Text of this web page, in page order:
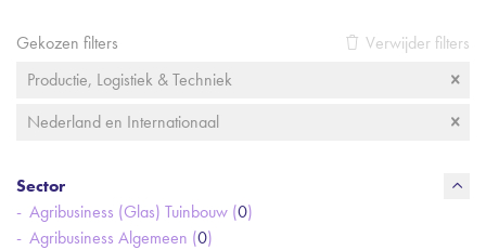
Gekozen filters
Verwijder filters
Productie, Logistiek & Techniek
Nederland en Internationaal
Sector
Agribusiness (Glas) Tuinbouw (0)
Agribusiness Algemeen (0)